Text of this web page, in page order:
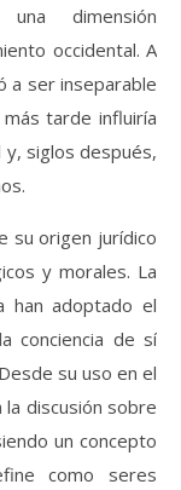
dimensión
occidental. A
a ser inseparable
tarde influiría
siglos después,
su origen jurídico
y morales. La
han adoptado el
conciencia de sí
su uso en el
discusión sobre
un concepto
como seres